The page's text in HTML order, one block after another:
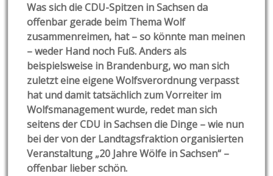
Was sich die CDU-Spitzen in Sachsen da
offenbar gerade beim Thema Wolf
zusammenreimen, hat – so könnte man meinen
– weder Hand noch Fuß. Anders als
beispielsweise in Brandenburg, wo man sich
zuletzt eine eigene Wolfsverordnung verpasst
hat und damit tatsächlich zum Vorreiter im
Wolfsmanagement wurde, redet man sich
seitens der CDU in Sachsen die Dinge – wie nun
bei der von der Landtagsfraktion organisierten
Veranstaltung „20 Jahre Wölfe in Sachsen“ –
offenbar lieber schön.